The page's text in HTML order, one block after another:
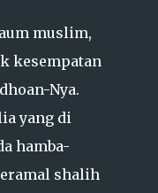
muslim,
kesempatan
Nya.
yang di
hamba-
shalih